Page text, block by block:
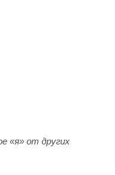
«я» от других